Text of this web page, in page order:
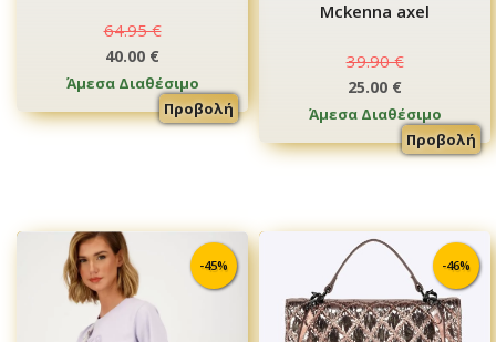
64.95 €
40.00 €
Άμεσα Διαθέσιμο
Προβολή
Mckenna axel
39.90 €
25.00 €
Άμεσα Διαθέσιμο
Προβολή
-45% -46%